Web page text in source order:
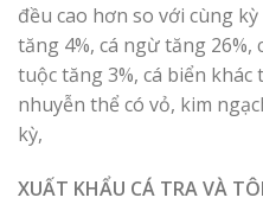
đều cao hơn so với cùng
tăng 4%, cá ngừ tăng 26%,
tuộc tăng 3%, cá biển khác
nhuyễn thể có vỏ, kim
kỳ,
XUẤT KHẨU CÁ TRA VÀ